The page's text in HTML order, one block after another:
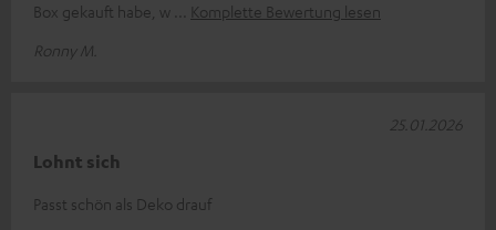
Box gekauft habe, w
Komplette Bewertung lesen
Ronny M.
Lohnt sich
Passt schön als Deko drauf
25.01.2026